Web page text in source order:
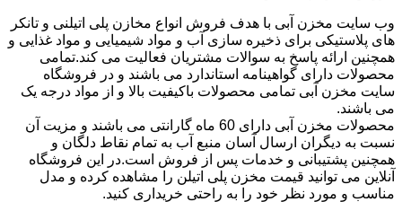
وب سایت مخزن آبی با هدف فروش انواع مخازن پلی اتیلنی و تانکر
های پلاستیکی برای ذخیره سازی آب و مواد شیمیایی و مواد غذایی و
همچنین ارائه پاسخ به سوالات مشتریان فعالیت می کند.تمامی
محصولات دارای گواهینامه استاندارد می باشند و در فروشگاه
سایت مخزن آبی تمامی محصولات باکیفیت بالا و از مواد درجه یک
می باشند.
محصولات مخزن آبی دارای 60 ماه گارانتی می باشند و مزیت آن
نسبت به دیگران ارسال آسان منبع آب به تمام نقاط دلگان و
همچنین پشتیبانی و خدمات پس از فروش است.در این فروشگاه
آنلاین می توانید قیمت مخزن پلی اتیلن را مشاهده کرده و مدل
مناسب و مورد نظر خود را به راحتی خریداری کنید.